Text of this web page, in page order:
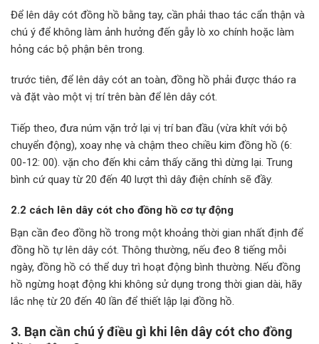
Để lên dây cót đồng hồ bằng tay, cần phải thao tác cẩn thận và
chú ý để không làm ảnh hưởng đến gẫy lò xo chính hoặc làm
hỏng các bộ phận bên trong.
trước tiên, để lên dây cót an toàn, đồng hồ phải được tháo ra
và đặt vào một vị trí trên bàn để lên dây cót.
Tiếp theo, đưa núm vặn trở lại vị trí ban đầu (vừa khít với bộ
chuyển động), xoay nhẹ và chậm theo chiều kim đồng hồ (6:
00-12: 00). vặn cho đến khi cảm thấy căng thì dừng lại. Trung
bình cứ quay từ 20 đến 40 lượt thì dây điện chính sẽ đầy.
2.2 cách lên dây cót cho đồng hồ cơ tự động
Bạn cần đeo đồng hồ trong một khoảng thời gian nhất định để
đồng hồ tự lên dây cót. Thông thường, nếu đeo 8 tiếng mỗi
ngày, đồng hồ có thể duy trì hoạt động bình thường. Nếu đồng
hồ ngừng hoạt động khi không sử dụng trong thời gian dài, hãy
lắc nhẹ từ 20 đến 40 lần để thiết lập lại đồng hồ.
3. Bạn cần chú ý điều gì khi lên dây cót cho đồng